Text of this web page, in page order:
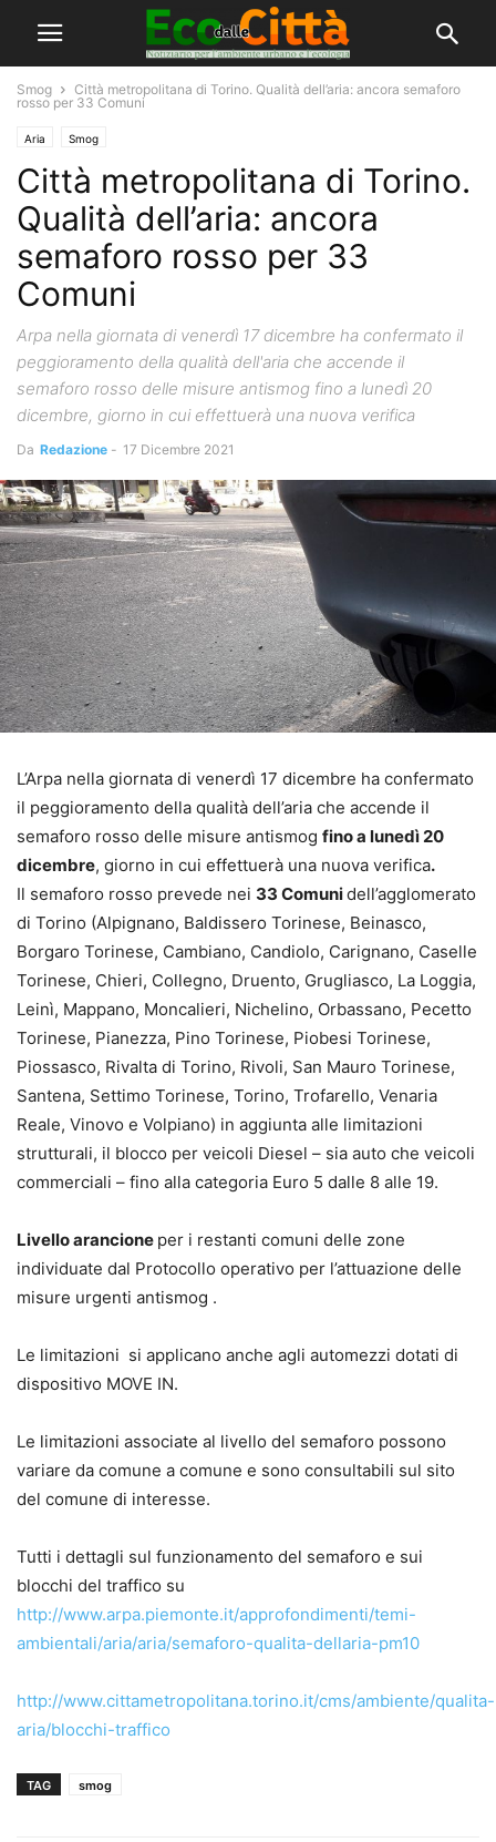
Smog
Città metropolitana di Torino. Qualità dell’aria: ancora semaforo
rosso per 33 Comuni
Aria Smog
Città metropolitana di Torino.
Qualità dell’aria: ancora
semaforo rosso per 33
Comuni
Arpa nella giornata di venerdì 17 dicembre ha confermato il
peggioramento della qualità dell'aria che accende il
semaforo rosso delle misure antismog fino a lunedì 20
dicembre, giorno in cui effettuerà una nuova verifica
Da Redazione - 17 Dicembre 2021
L’Arpa nella giornata di venerdì 17 dicembre ha confermato
il peggioramento della qualità dell’aria che accende il
semaforo rosso delle misure antismog fino a lunedì 20
dicembre, giorno in cui effettuerà una nuova verifica.
Il semaforo rosso prevede nei 33 Comunidell’agglomerato
di Torino (Alpignano, Baldissero Torinese, Beinasco,
Borgaro Torinese, Cambiano, Candiolo, Carignano, Caselle
Torinese, Chieri, Collegno, Druento, Grugliasco, La Loggia,
Leinì, Mappano, Moncalieri, Nichelino, Orbassano, Pecetto
Torinese, Pianezza, Pino Torinese, Piobesi Torinese,
Piossasco, Rivalta di Torino, Rivoli, San Mauro Torinese,
Santena, Settimo Torinese, Torino, Trofarello, Venaria
Reale, Vinovo e Volpiano) in aggiunta alle limitazioni
strutturali, il blocco per veicoli Diesel – sia auto che veicoli
commerciali – fino alla categoria Euro 5 dalle 8 alle 19.
Livello arancione per i restanti comuni delle zone
individuate dal Protocollo operativo per l’attuazione delle
misure urgenti antismog .
Le limitazioni si applicano anche agli automezzi dotati di
dispositivo MOVE IN.
Le limitazioni associate al livello del semaforo possono
variare da comune a comune e sono consultabili sul sito
del comune di interesse.
Tutti i dettagli sul funzionamento del semaforo e sui
blocchi del traffico su
http://www.arpa.piemonte.it/approfondimenti/temi-
ambientali/aria/aria/semaforo-qualita-dellaria-pm10
http://www.cittametropolitana.torino.it/cms/ambiente/qualita-
aria/blocchi-traffico
TAG smog